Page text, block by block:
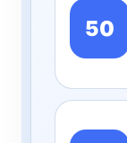
50